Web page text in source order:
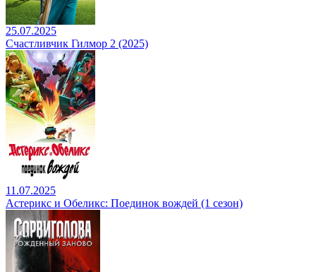
25.07.2025
Счастливчик Гилмор 2 (2025)
11.07.2025
Астерикс и Обеликс: Поединок вождей (1 сезон)